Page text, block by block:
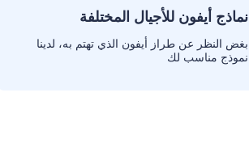
نماذج أيفون للأجيال المختلفة
بغض النظر عن طراز أيفون الذي تهتم به، لدينا
نموذج مناسب لك